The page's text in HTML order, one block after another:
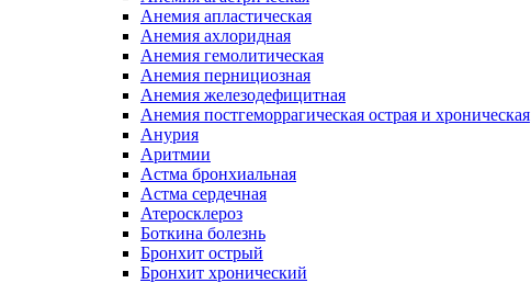
Анемия апластическая
Анемия ахлоридная
Анемия гемолитическая
Анемия пернициозная
Анемия железодефицитная
Анемия постгеморрагическая острая и хроническая
Анурия
Аритмии
Астма бронхиальная
Астма сердечная
Атеросклероз
Боткина болезнь
Бронхит острый
Бронхит хронический